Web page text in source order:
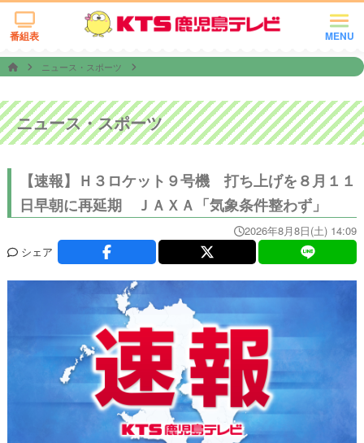
MENU
番組表
ニュース・スポーツ
ニュース・スポーツ
【速報】Ｈ３ロケット９号機 打ち上げを８月１１
日早朝に再延期 ＪＡＸＡ「気象条件整わず」
2026年8月8日(土) 14:09
シェア